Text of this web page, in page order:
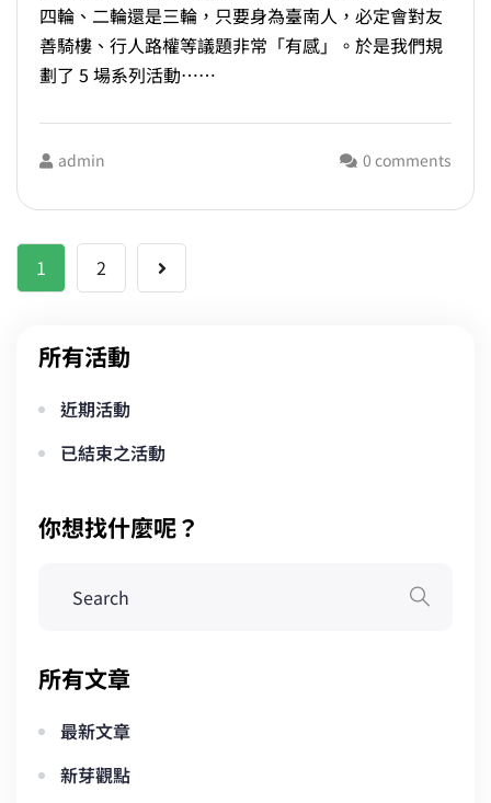
四輪、二輪還是三輪，只要身為臺南人，必定會對友
善騎樓、行人路權等議題非常「有感」。於是我們規
劃了 5 場系列活動……
admin 0 comments
文
章
1 2
所有活動
近期活動
已結束之活動
你想找什麼呢？
所有文章
最新文章
新芽觀點